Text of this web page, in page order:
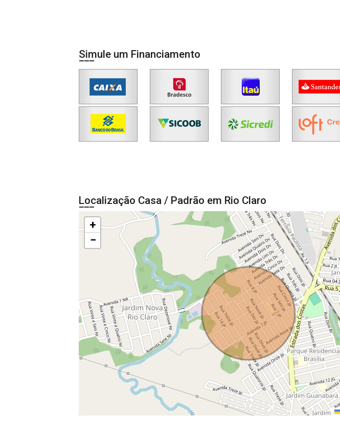
Simule um Financiamento
Localização Casa / Padrão em Rio Claro
+
−